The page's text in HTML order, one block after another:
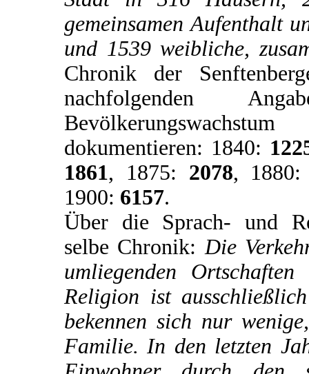
gemeinsamen Aufenthalt
und 1539 weibliche,
Chronik der
nachfolgenden
dokumentieren: 1840:
1861, 1875: 2078,
1900: 6157.
Über die Sprach- und
selbe Chronik: Die
umliegenden
Religion ist
bekennen sich nur
Familie. In den letzten